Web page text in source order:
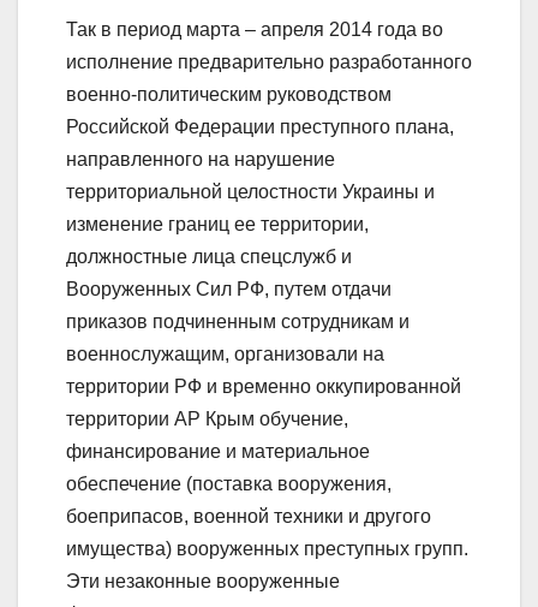
Так в период марта – апреля 2014 года во
исполнение предварительно разработанного
военно-политическим руководством
Российской Федерации преступного плана,
направленного на нарушение
территориальной целостности Украины и
изменение границ ее территории,
должностные лица спецслужб и
Вооруженных Сил РФ, путем отдачи
приказов подчиненным сотрудникам и
военнослужащим, организовали на
территории РФ и временно оккупированной
территории АР Крым обучение,
финансирование и материальное
обеспечение (поставка вооружения,
боеприпасов, военной техники и другого
имущества) вооруженных преступных групп.
Эти незаконные вооруженные